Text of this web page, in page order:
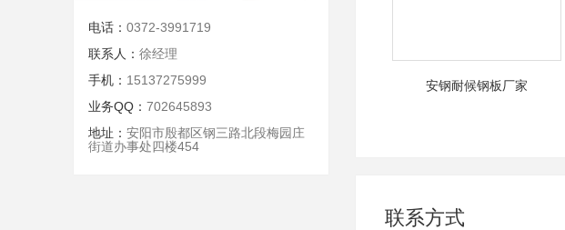
电话： 0372-3991719
联系人： 徐经理
手机： 15137275999
业务QQ： 702645893
地址： 安阳市殷都区钢三路北段梅园庄
街道办事处四楼454
安钢耐候钢板厂家
联系方式